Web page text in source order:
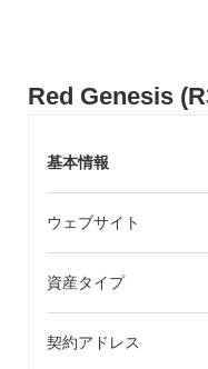
Red Genesis
基本情報
ウェブサイト
資産タイプ
契約アドレス
しています。
レッドジェネシス（
ます。これにより、セ
す。独自のトークノミ
加を奨励し、実世界の
アプリケーションの促
のための活気あるエコ
レッドジェネシス